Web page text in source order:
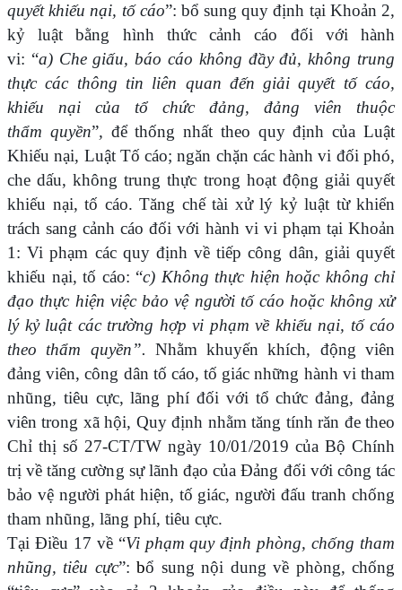
quyết khiếu nại, tố cáo”: bổ sung quy định tại Khoản 2,
kỷ luật bằng hình thức cảnh cáo đối với hành
vi: “a) Che giấu, báo cáo không đầy đủ, không trung
thực các thông tin liên quan đến giải quyết tố cáo,
khiếu nại của tổ chức đảng, đảng viên thuộc
thẩm quyền”, để thống nhất theo quy định của Luật
Khiếu nại, Luật Tố cáo; ngăn chặn các hành vi đối phó,
che dấu, không trung thực trong hoạt động giải quyết
khiếu nại, tố cáo. Tăng chế tài xử lý kỷ luật từ khiển
trách sang cảnh cáo đối với hành vi vi phạm tại Khoản
1: Vi phạm các quy định về tiếp công dân, giải quyết
khiếu nại, tố cáo: “c) Không thực hiện hoặc không chỉ
đạo thực hiện việc bảo vệ người tố cáo hoặc không xử
lý kỷ luật các trường hợp vi phạm về khiếu nại, tố cáo
theo thẩm quyền”. Nhằm khuyến khích, động viên
đảng viên, công dân tố cáo, tố giác những hành vi tham
nhũng, tiêu cực, lãng phí đối với tổ chức đảng, đảng
viên trong xã hội, Quy định nhằm tăng tính răn đe theo
Chỉ thị số 27-CT/TW ngày 10/01/2019 của Bộ Chính
trị về tăng cường sự lãnh đạo của Đảng đối với công tác
bảo vệ người phát hiện, tố giác, người đấu tranh chống
tham nhũng, lãng phí, tiêu cực.
Tại Điều 17 về “Vi phạm quy định phòng, chống tham
nhũng, tiêu cực”: bổ sung nội dung về phòng, chống